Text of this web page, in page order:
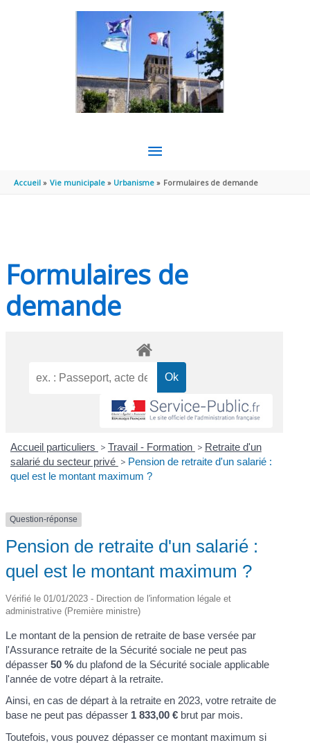
MENU
PRINCIPAL
Accueil Vie municipale Urbanisme Formulaires de demande
Formulaires de
demande
Accueil particuliers > Travail - Formation > Retraite d'un
salarié du secteur privé > Pension de retraite d'un salarié :
quel est le montant maximum ?
Question-réponse
Pension de retraite d'un salarié :
quel est le montant maximum ?
Vérifié le 01/01/2023 - Direction de l'information légale et
administrative (Première ministre)
Le montant de la pension de retraite de base versée par
l'Assurance retraite de la Sécurité sociale ne peut pas
dépasser50 % du plafond de la Sécurité sociale applicable
l'année de votre départ à la retraite.
Ainsi, en cas de départ à la retraite en 2023, votre retraite de
base ne peut pas dépasser 1 833,00 € brut par mois.
Toutefois, vous pouvez dépasser ce montant maximum si